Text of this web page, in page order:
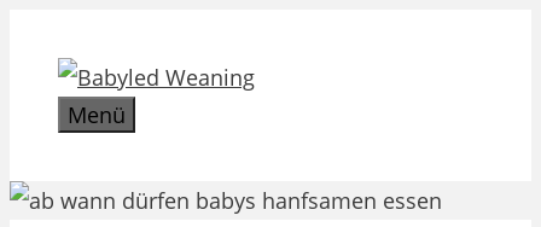
Inhalt
springenMenü